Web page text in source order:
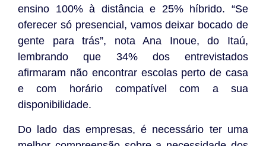
ensino 100% à distância e 25% híbrido. “Se
oferecer só presencial, vamos deixar bocado de
gente para trás”, nota Ana Inoue, do Itaú,
lembrando que 34% dos entrevistados
afirmaram não encontrar escolas perto de casa
e com horário compatível com a sua
disponibilidade.
Do lado das empresas, é necessário ter uma